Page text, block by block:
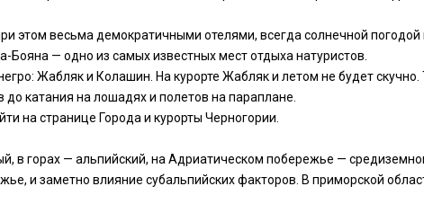
этом весьма демократичными отелями, всегда солнечной
— одно из самых известных мест отдыха натуристов.
Жабляк и Колашин. На курорте Жабляк и летом не будет
до катания на лошадях и полетов на параплане.
на странице Города и курорты Черногории.
в горах — альпийский, на Адриатическом побережье —
и заметно влияние субальпийских факторов. В приморской